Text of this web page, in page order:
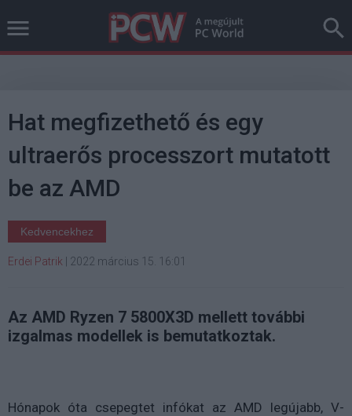
Hat megfizethető és egy
ultraerős processzort mutatott
be az AMD
Kedvencekhez
Erdei Patrik 2022 március 15. 16:01
Az AMD Ryzen 7 5800X3D mellett további
izgalmas modellek is bemutatkoztak.
Hónapok óta csepegtet infókat az AMD legújabb, V-